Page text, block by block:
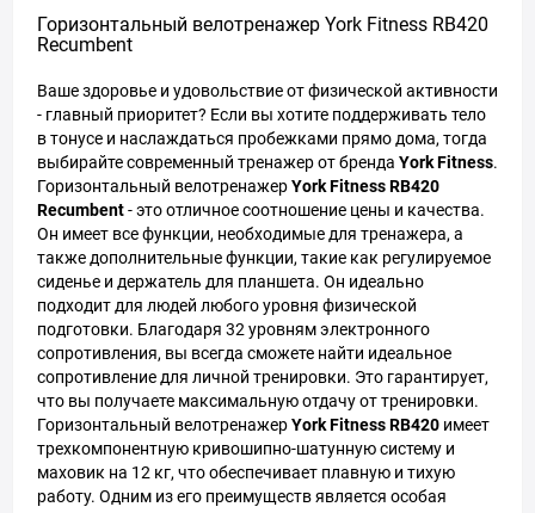
Горизонтальный велотренажер York Fitness RB420
Recumbent
Ваше здоровье и удовольствие от физической активности
- главный приоритет? Если вы хотите поддерживать тело
в тонусе и наслаждаться пробежками прямо дома, тогда
выбирайте современный тренажер от бренда York Fitness.
Горизонтальный велотренажерYork Fitness RB420
Recumbent- это отличное соотношение цены и качества.
Он имеет все функции, необходимые для тренажера, а
также дополнительные функции, такие как регулируемое
сиденье и держатель для планшета. Он идеально
подходит для людей любого уровня физической
подготовки. Благодаря 32 уровням электронного
сопротивления, вы всегда сможете найти идеальное
сопротивление для личной тренировки. Это гарантирует,
что вы получаете максимальную отдачу от тренировки.
Горизонтальный велотренажерYork Fitness RB420 имеет
трехкомпонентную кривошипно-шатунную систему и
маховик на 12 кг, что обеспечивает плавную и тихую
работу. Одним из его преимуществ является особая